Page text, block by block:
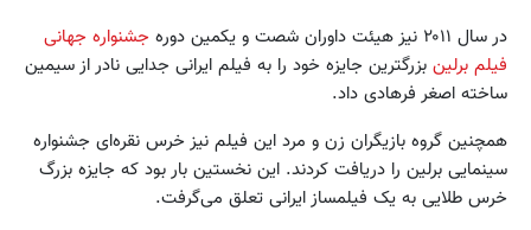
در سال ۲۰۱۱ نیز هیئت داوران شصت و یکمین دوره
جشنواره جهانی
فیلم برلین بزرگترین جایزه خود را به فیلم ایرانی جدایی نادر از سیمین
ساخته اصغر فرهادی داد.
همچنین گروه بازیگران زن و مرد این فیلم نیز خرس نقره‌ای جشنواره
سینمایی برلین را دریافت کردند. این نخستین بار بود که جایزه بزرگ
خرس طلایی به یک فیلمساز ایرانی تعلق می‌گرفت.